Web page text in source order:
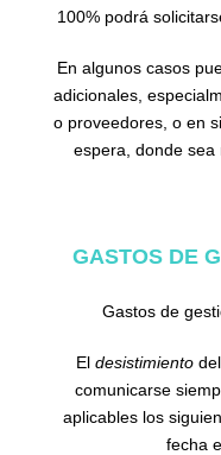
100% podrá
En algunos casos
adicionales,
o proveedores, o en
espera, donde sea
GASTOS DE
Gastos de
El desistimientodel
comunicarse
aplicables los
fecha